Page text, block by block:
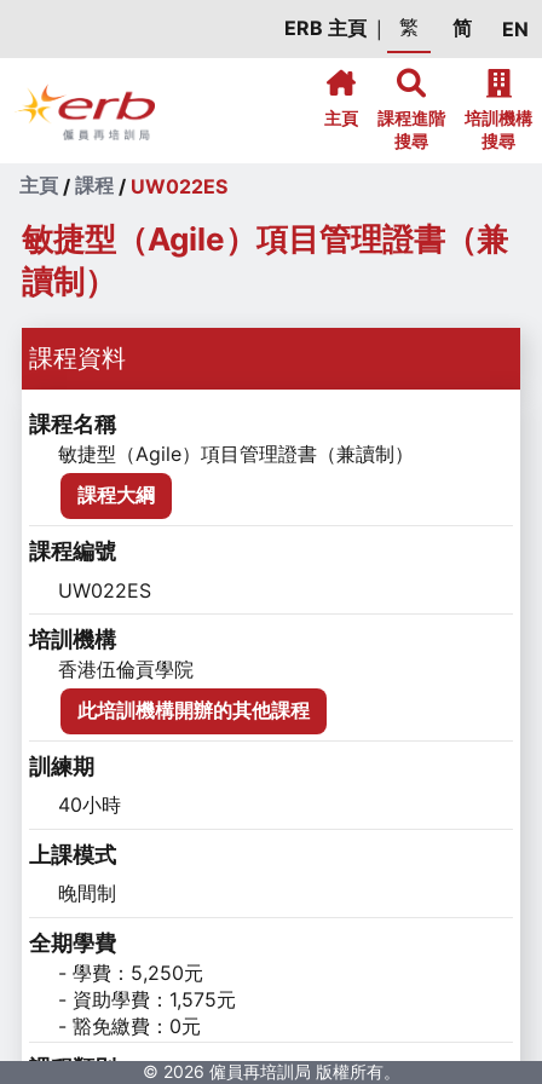
ERB 主頁 繁 简 EN

主頁

課程進階
搜尋

培訓機構
搜尋
主頁 / 課程 / UW022ES
敏捷型（Agile）項目管理證書（兼
讀制）
課程資料
課程名稱
敏捷型（Agile）項目管理證書（兼讀制）
課程大綱
課程編號
UW022ES
培訓機構
香港伍倫貢學院
此培訓機構開辦的其他課程
訓練期
40小時
上課模式
晚間制
全期學費
- 學費：5,250元
- 資助學費：1,575元
- 豁免繳費：0元
課程類別 © 2026 僱員再培訓局 版權所有。